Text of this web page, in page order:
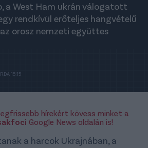
a West Ham ukrán válogatott
rendkívül erőteljes hangvételű
orosz nemzeti együttes
15:15
hírekért kövess minket a
Google News oldalán is!
a harcok Ukrajnában, a